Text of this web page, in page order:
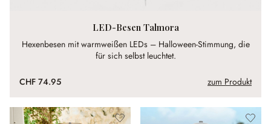
LED-Besen Talmora
Hexenbesen mit warmweißen LEDs – Halloween-Stimmung, die
für sich selbst leuchtet.
CHF 74.95 zum Produkt